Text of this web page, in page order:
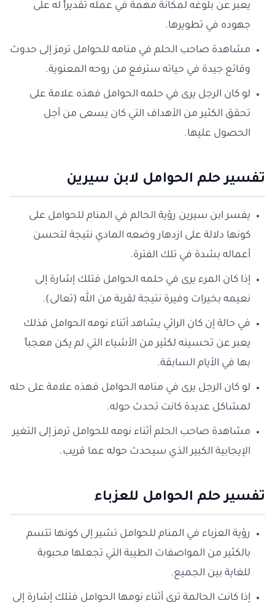
يعبر عن بلوغه لمكانة مهمة في عمله تقديراً له على
جهوده في تطويرها.
مشاهدة صاحب الحلم في منامه للحوامل ترمز إلى حدوث
وقائع جيدة في حياته سترفع من روحه المعنوية.
لو كان الرجل يرى في حلمه الحوامل فهذه علامة على
تحقق الكثير من الأهداف التي كان يسعى من أجل
الحصول عليها.
تفسير حلم الحوامل لابن سيرين
يفسر ابن سيرين رؤية الحالم في المنام للحوامل على
كونها دلالة على ازدهار وضعه المادي نتيجة لتحسن
أعماله بشدة في تلك الفترة.
إذا كان المرء يرى في حلمه الحوامل فتلك إشارة إلى
نعيمه بخيرات وفيرة نتيجة لقربة من الله (تعالى).
في حالة إن كان الرائي يشاهد أثناء نومه الحوامل فذلك
يعبر عن تحسينه لكثير من الأشياء التي لم يكن معجباً
بها في الأيام السابقة.
لو كان الرجل يرى في منامه الحوامل فهذه علامة على حله
لمشاكل عديدة كانت تحدث حوله.
مشاهدة صاحب الحلم أثناء نومه للحوامل ترمز إلى التغير
الإيجابية الكبير الذي سيحدث حوله عما قريب.
تفسير حلم الحوامل للعزباء
رؤية العزباء في المنام للحوامل تشير إلى كونها تتسم
بالكثير من المواصفات الطيبة التي تجعلها محبوبة
للغاية بين الجميع.
إذا كانت الحالمة ترى أثناء نومها الحوامل فتلك إشارة إلى